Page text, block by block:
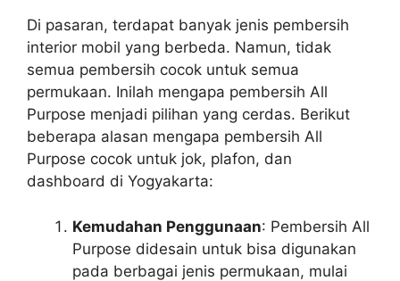
Di pasaran, terdapat banyak jenis pembersih
interior mobil yang berbeda. Namun, tidak
semua pembersih cocok untuk semua
permukaan. Inilah mengapa pembersih All
Purpose menjadi pilihan yang cerdas. Berikut
beberapa alasan mengapa pembersih All
Purpose cocok untuk jok, plafon, dan
dashboard di Yogyakarta:
Kemudahan Penggunaan: Pembersih All
Purpose didesain untuk bisa digunakan
pada berbagai jenis permukaan, mulai